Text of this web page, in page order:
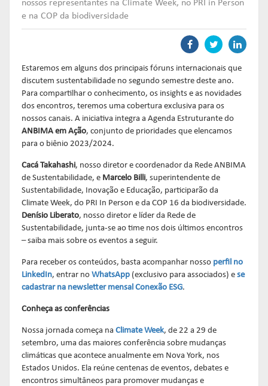
associados
LISTA DE ASSOCIADOS
publicações
NOTÍCIAS
INFORMAR
Links mais acessados:
estatísticas
CONSOLIDADO DIÁRIO DE
FUNDOS
estatísticas
PROJEÇÕES IPCA E IGP-M
fundos de investimentos
ENVIO DE DADOS
entenda o compromisso
grupos consultivos permanentes
MACROECONÔMICO
documentos
NOTÍCIAS
documentos
BIBLIOTECA DE
DOCUMENTOS
entenda o compromisso
REPRESENTAR
solicitações
HABILITAÇÃO DE
ADMINISTRADORES
códigos
sistemas
SSM
entenda o compromisso
AUTORREGULAR
CPA-10, CPA-20 E CEA
nossos representantes na Climate Week, no PRI in Person
e na COP da biodiversidade
Estaremos em alguns dos principais fóruns internacionais que
discutem sustentabilidade no segundo semestre deste ano.
Para compartilhar o conhecimento, os insights e as novidades
dos encontros, teremos uma cobertura exclusiva para os
nossos canais. A iniciativa integra a Agenda Estruturante do
ANBIMA em Ação, conjunto de prioridades que elencamos
para o biênio 2023/2024.
Cacá Takahashi, nosso diretor e coordenador da Rede ANBIMA
de Sustentabilidade, e Marcelo Billi, superintendente de
Sustentabilidade, Inovação e Educação, participarão da
Climate Week, do PRI In Person e da COP 16 da biodiversidade.
Denísio Liberato, nosso diretor e líder da Rede de
Sustentabilidade, junta-se ao time nos dois últimos encontros
– saiba mais sobre os eventos a seguir.
Para receber os conteúdos, basta acompanhar nosso perfil no
LinkedIn, entrar no WhatsApp (exclusivo para associados) e se
cadastrar na newsletter mensal Conexão ESG.
Conheça as conferências
Nossa jornada começa na Climate Week, de 22 a 29 de
setembro, uma das maiores conferência sobre mudanças
climáticas que acontece anualmente em Nova York, nos
Estados Unidos. Ela reúne centenas de eventos, debates e
encontros simultâneos para promover mudanças e